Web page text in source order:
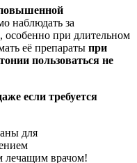
наблюдать за
при длительном
её препараты при
пользоваться не
если требуется
для
лечащим врачом!